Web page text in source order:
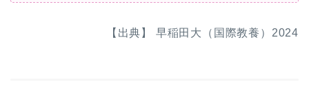
【出典】 早稲田大（国際教養）2024